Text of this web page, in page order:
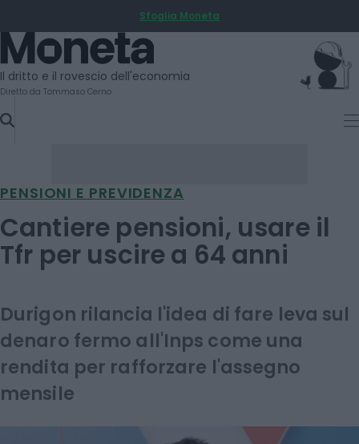
TO
CONTENT
Sfoglia Moneta
Moneta
Il dritto e il rovescio dell'economia
Diretto da Tommaso Cerno
PENSIONI E PREVIDENZA
Cantiere pensioni, usare il
Tfr per uscire a 64 anni
Durigon rilancia l'idea di fare leva sul
denaro fermo all'Inps come una
rendita per rafforzare l'assegno
mensile